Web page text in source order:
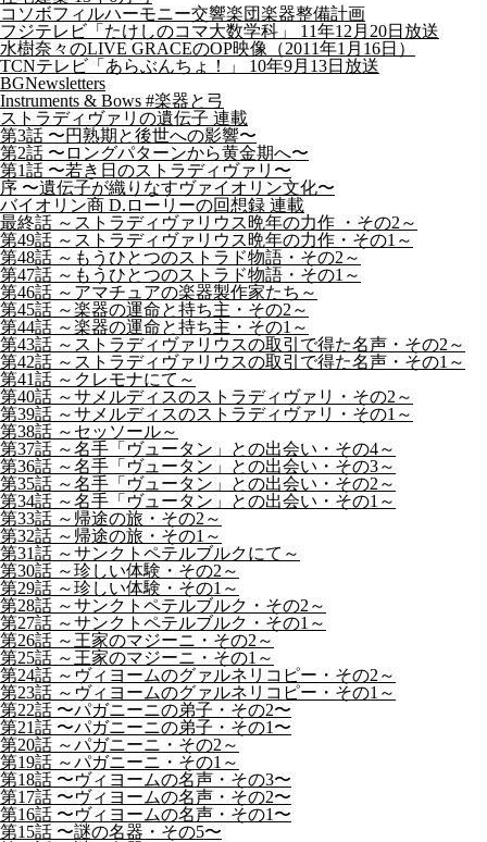
コソボフィルハーモニー交響楽団楽器整備計画
フジテレビ「たけしのコマ大数学科」 11年12月20日放送
水樹奈々のLIVE GRACEのOP映像（2011年1月16日）
TCNテレビ「あらぶんちょ！」 10年9月13日放送
BGNewsletters
Instruments & Bows #楽器と弓
ストラディヴァリの遺伝子 連載
第3話 〜円熟期と後世への影響〜
第2話 〜ロングパターンから黄金期へ〜
第1話 〜若き日のストラディヴァリ〜
序 〜遺伝子が織りなすヴァイオリン文化〜
バイオリン商 D.ローリーの回想録 連載
最終話 ～ストラディヴァリウス晩年の力作 ・その2～
第49話 ～ストラディヴァリウス晩年の力作・その1～
第48話 ～もうひとつのストラド物語・その2～
第47話 ～もうひとつのストラド物語・その1～
第46話 ～アマチュアの楽器製作家たち～
第45話 ～楽器の運命と持ち主・その2～
第44話 ～楽器の運命と持ち主・その1～
第43話 ～ストラディヴァリウスの取引で得た名声・その2～
第42話 ～ストラディヴァリウスの取引で得た名声・その1～
第41話 ～クレモナにて～
第40話 ～サメルディスのストラディヴァリ・その2～
第39話 ～サメルディスのストラディヴァリ・その1～
第38話 ～セッソール～
第37話 ～名手「ヴュータン」との出会い・その4～
第36話 ～名手「ヴュータン」との出会い・その3～
第35話 ～名手「ヴュータン」との出会い・その2～
第34話 ～名手「ヴュータン」との出会い・その1～
第33話 ～帰途の旅・その2～
第32話 ～帰途の旅・その1～
第31話 ～サンクトペテルブルクにて～
第30話 ～珍しい体験・その2～
第29話 ～珍しい体験・その1～
第28話 ～サンクトペテルブルク・その2～
第27話 ～サンクトペテルブルク・その1～
第26話 ～王家のマジーニ・その2～
第25話 ～王家のマジーニ・その1～
第24話 ～ヴィヨームのグァルネリコピー・その2～
第23話 ～ヴィヨームのグァルネリコピー・その1～
第22話 〜パガニーニの弟子・その2〜
第21話 〜パガニーニの弟子・その1〜
第20話 ～パガニーニ・その2～
第19話 ～パガニーニ・その1～
第18話 〜ヴィヨームの名声・その3〜
第17話 〜ヴィヨームの名声・その2〜
第16話 〜ヴィヨームの名声・その1〜
第15話 〜謎の名器・その5〜